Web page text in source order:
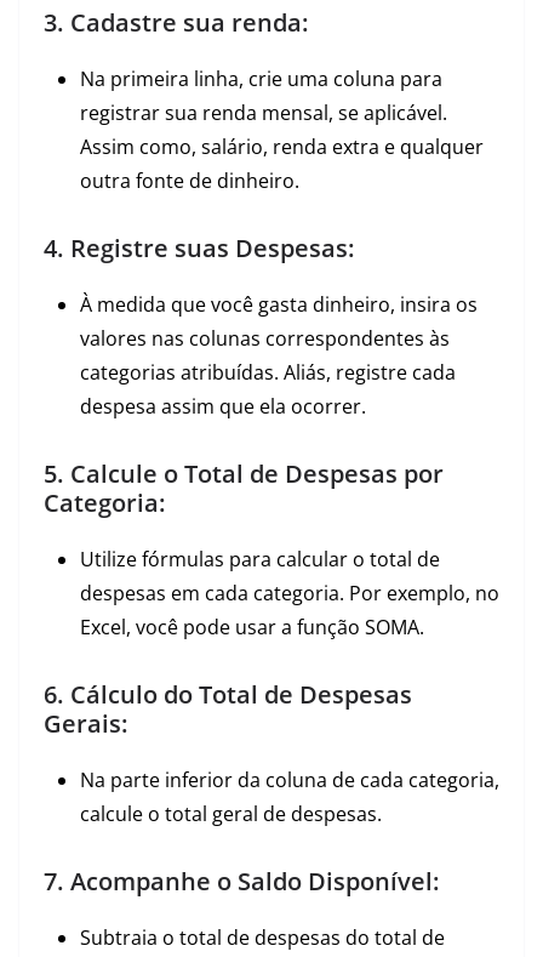
3. Cadastre sua renda:
Na primeira linha, crie uma coluna para
registrar sua renda mensal, se aplicável.
Assim como, salário, renda extra e qualquer
outra fonte de dinheiro.
4. Registre suas Despesas:
À medida que você gasta dinheiro, insira os
valores nas colunas correspondentes às
categorias atribuídas. Aliás, registre cada
despesa assim que ela ocorrer.
5. Calcule o Total de Despesas por
Categoria:
Utilize fórmulas para calcular o total de
despesas em cada categoria. Por exemplo, no
Excel, você pode usar a função SOMA.
6. Cálculo do Total de Despesas
Gerais:
Na parte inferior da coluna de cada categoria,
calcule o total geral de despesas.
7. Acompanhe o Saldo Disponível:
Subtraia o total de despesas do total de